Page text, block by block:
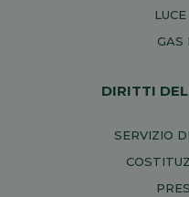
GAS
DIRITTI
SERVIZIO